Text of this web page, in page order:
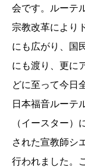
会です。ルーテ
宗教改革により
にも広がり、国
にも渡り、更に
どに至って今日
日本福音ルーテ
（イースター）
された宣教師シ
行われました。